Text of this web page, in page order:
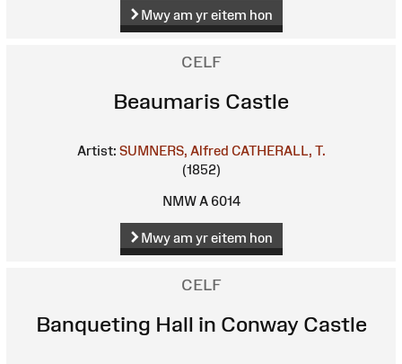
Mwy am yr eitem hon
CELF
Beaumaris Castle
Artist: SUMNERS, Alfred CATHERALL, T.
(1852)
NMW A 6014
Mwy am yr eitem hon
CELF
Banqueting Hall in Conway Castle